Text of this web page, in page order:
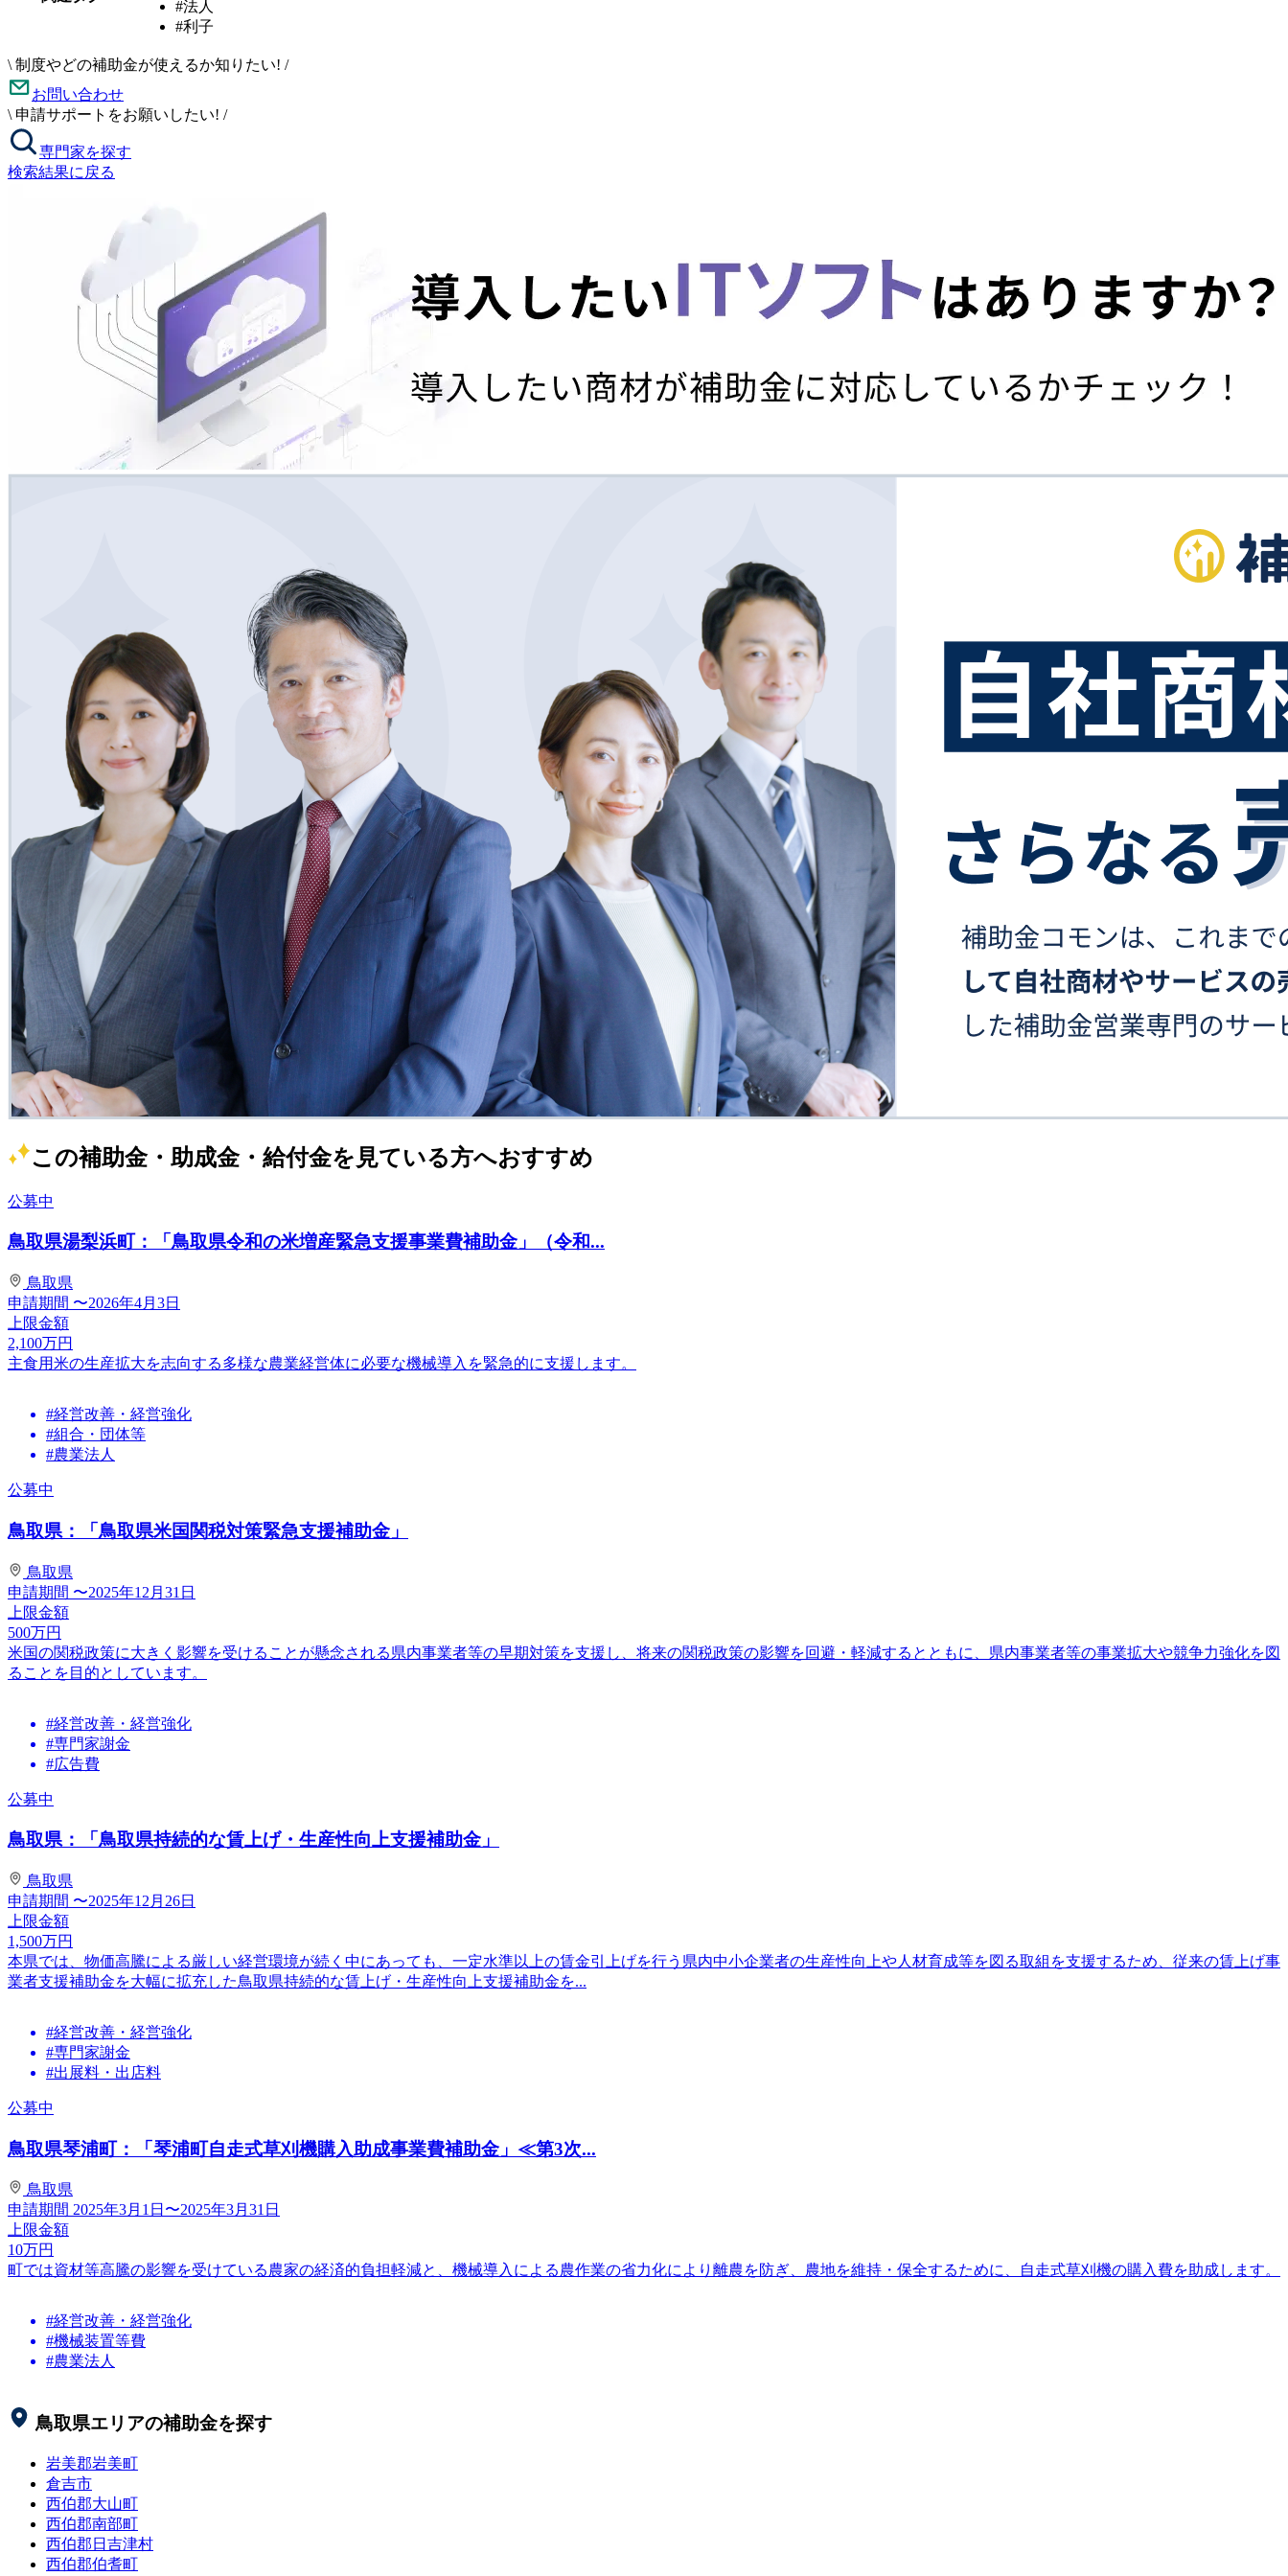
#法人
#利子
\ 制度やどの補助金が使えるか知りたい! /
お問い合わせ
\ 申請サポートをお願いしたい! /
専門家を探す
検索結果に戻る
この補助金・助成金・給付金を見ている方へおすすめ
公募中
鳥取県湯梨浜町：「鳥取県令和の米増産緊急支援事業費補助金」（令和...
鳥取県
申請期間 〜2026年4月3日
上限金額
2,100万円
主食用米の生産拡大を志向する多様な農業経営体に必要な機械導入を緊急的に支援します。
#経営改善・経営強化
#組合・団体等
#農業法人
公募中
鳥取県：「鳥取県米国関税対策緊急支援補助金」
鳥取県
申請期間 〜2025年12月31日
上限金額
500万円
米国の関税政策に大きく影響を受けることが懸念される県内事業者等の早期対策を支援し、将来の関税政策の影響を回避・軽減するとともに、県内事業者等の事業拡大や競争力強化を図
ることを目的としています。
#経営改善・経営強化
#専門家謝金
#広告費
公募中
鳥取県：「鳥取県持続的な賃上げ・生産性向上支援補助金」
鳥取県
申請期間 〜2025年12月26日
上限金額
1,500万円
本県では、物価高騰による厳しい経営環境が続く中にあっても、一定水準以上の賃金引上げを行う県内中小企業者の生産性向上や人材育成等を図る取組を支援するため、従来の賃上げ事
業者支援補助金を大幅に拡充した鳥取県持続的な賃上げ・生産性向上支援補助金を...
#経営改善・経営強化
#専門家謝金
#出展料・出店料
公募中
鳥取県琴浦町：「琴浦町自走式草刈機購入助成事業費補助金」≪第3次...
鳥取県
申請期間 2025年3月1日〜2025年3月31日
上限金額
10万円
町では資材等高騰の影響を受けている農家の経済的負担軽減と、機械導入による農作業の省力化により離農を防ぎ、農地を維持・保全するために、自走式草刈機の購入費を助成します。
#経営改善・経営強化
#機械装置等費
#農業法人
鳥取県エリアの補助金を探す
岩美郡岩美町
倉吉市
西伯郡大山町
西伯郡南部町
西伯郡日吉津村
西伯郡伯耆町